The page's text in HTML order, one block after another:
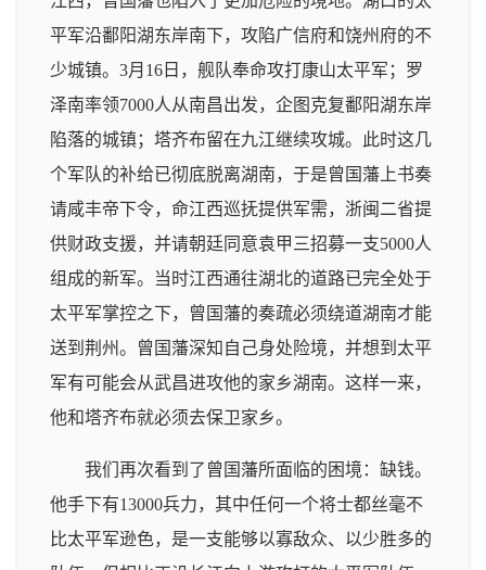
平军沿鄱阳湖东岸南下，攻陷广信府和饶州府的不
少城镇。3月16日，舰队奉命攻打康山太平军；罗
泽南率领7000人从南昌出发，企图克复鄱阳湖东岸
陷落的城镇；塔齐布留在九江继续攻城。此时这几
个军队的补给已彻底脱离湖南，于是曾国藩上书奏
请咸丰帝下令，命江西巡抚提供军需，浙闽二省提
供财政支援，并请朝廷同意袁甲三招募一支5000人
组成的新军。当时江西通往湖北的道路已完全处于
太平军掌控之下，曾国藩的奏疏必须绕道湖南才能
送到荆州。曾国藩深知自己身处险境，并想到太平
军有可能会从武昌进攻他的家乡湖南。这样一来，
他和塔齐布就必须去保卫家乡。
我们再次看到了曾国藩所面临的困境：缺钱。
他手下有13000兵力，其中任何一个将士都丝毫不
比太平军逊色，是一支能够以寡敌众、以少胜多的